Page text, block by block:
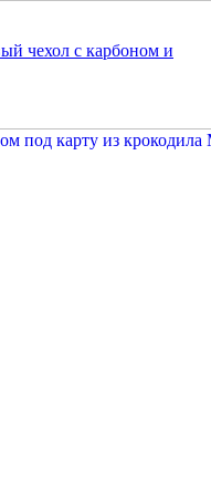
чехол с карбоном и